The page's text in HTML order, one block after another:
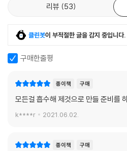
리뷰 53
클린봇이 부적절한 글을 감지 중입니다.
구매한줄평
종이책 구매
모든걸 흡수해 제것으로 만들 준비를
k****r 2021.06.02.
종이책 구매